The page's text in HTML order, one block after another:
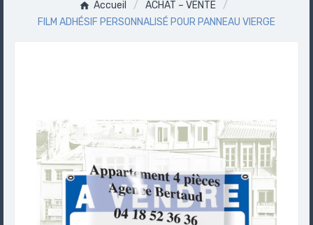
Accueil
ACHAT – VENTE
FILM ADHÉSIF PERSONNALISÉ POUR PANNEAU VIERGE